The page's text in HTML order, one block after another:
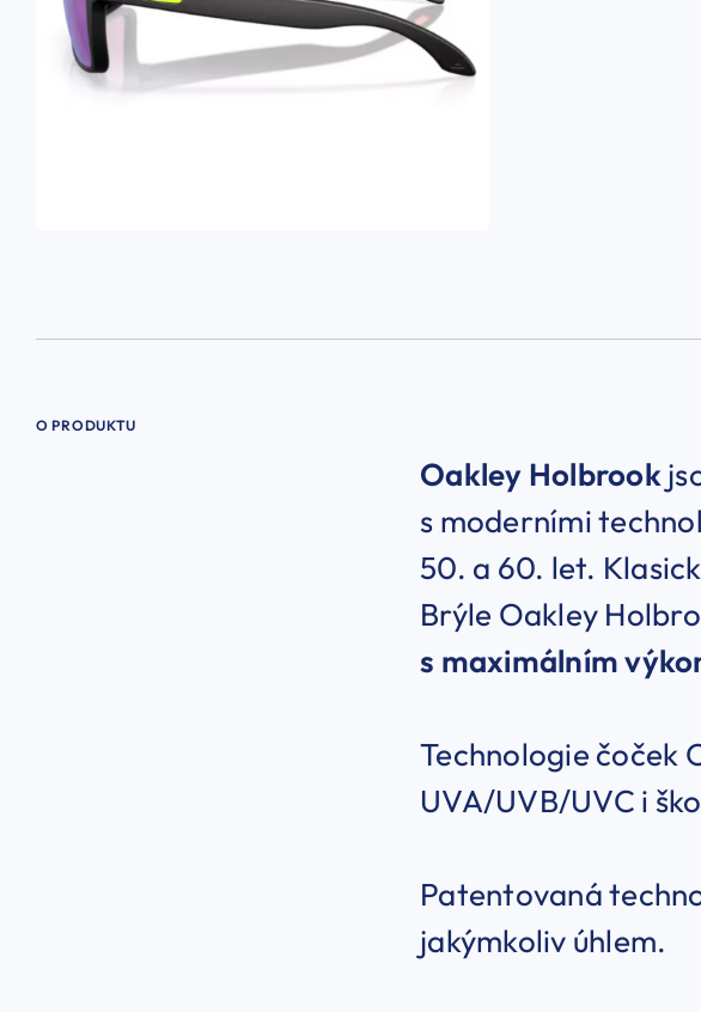
O PRODUKTU
Oakley Holbrook
s moderními
50. a 60. let.
Brýle Oakley
s maximálním
Technologie čoček
UVA/UVB/UVC i
Patentovaná
jakýmkoliv úhlem.